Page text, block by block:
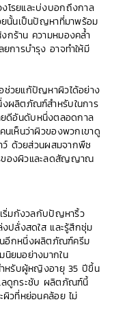
โรยและบ่งบอกถึงกาล
ยนั้นเป็นปัญหาที่มาพร้อม
กร้าน ความหมองคล้ำ
การบำรุง อาจทำให้มี
วยแก้ปัญหาผิวได้อย่าง
ผลิตภัณฑ์สำหรับในการ
ยดีอันดับหนึ่งตลอดกาล
เห็นว่าผิวของพวกเขาดู
ว์ ด้วยส่วนผสมจากพืช
ของผิวและลดสัญญาณ
ริ่มกังวลกับปัญหาริ้ว
งปลั่งสดใส และรู้สึกชุ่ม
อีกหนึ่งผลิตภัณฑ์ครีม
นิยมอย่างมากใน
สำหรับผู้หญิงอายุ 35 ปีขึ้น
ลดูกระชับ ผลิตภัณฑ์นี้
ผิวที่หย่อนคล้อย ไม่